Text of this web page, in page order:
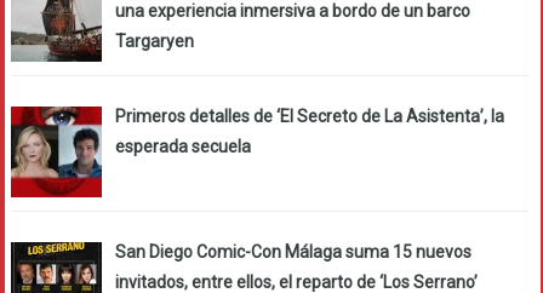
una experiencia inmersiva a bordo de un barco
Targaryen
Primeros detalles de ‘El Secreto de La Asistenta’, la
esperada secuela
San Diego Comic-Con Málaga suma 15 nuevos
invitados, entre ellos, el reparto de ‘Los Serrano’